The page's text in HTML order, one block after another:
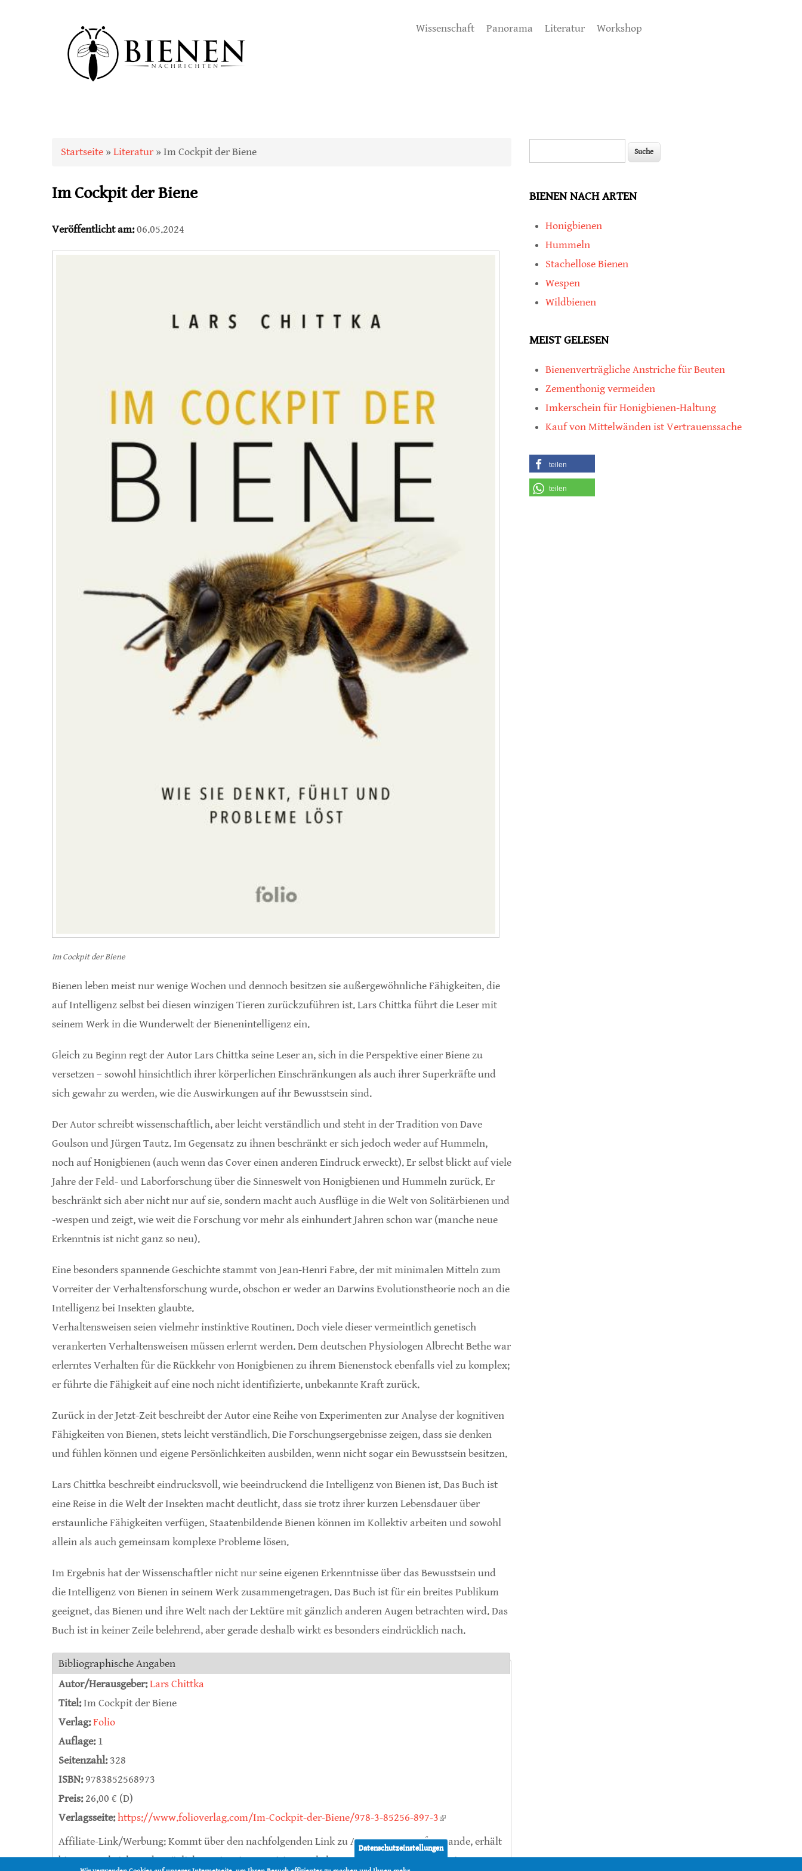
Wissenschaft Panorama Literatur Workshop
Sie sind hier
Startseite » Literatur » Im Cockpit der Biene
Im Cockpit der Biene
Veröffentlicht am:06.05.2024
Im Cockpit der Biene
Bienen leben meist nur wenige Wochen und dennoch besitzen sie außergewöhnliche Fähigkeiten, die
auf Intelligenz selbst bei diesen winzigen Tieren zurückzuführen ist. Lars Chittka führt die Leser mit
seinem Werk in die Wunderwelt der Bienenintelligenz ein.
Gleich zu Beginn regt der Autor Lars Chittka seine Leser an, sich in die Perspektive einer Biene zu
versetzen – sowohl hinsichtlich ihrer körperlichen Einschränkungen als auch ihrer Superkräfte und
sich gewahr zu werden, wie die Auswirkungen auf ihr Bewusstsein sind.
Der Autor schreibt wissenschaftlich, aber leicht verständlich und steht in der Tradition von Dave
Goulson und Jürgen Tautz. Im Gegensatz zu ihnen beschränkt er sich jedoch weder auf Hummeln,
noch auf Honigbienen (auch wenn das Cover einen anderen Eindruck erweckt). Er selbst blickt auf viele
Jahre der Feld- und Laborforschung über die Sinneswelt von Honigbienen und Hummeln zurück. Er
beschränkt sich aber nicht nur auf sie, sondern macht auch Ausflüge in die Welt von Solitärbienen und
-wespen und zeigt, wie weit die Forschung vor mehr als einhundert Jahren schon war (manche neue
Erkenntnis ist nicht ganz so neu).
Eine besonders spannende Geschichte stammt von Jean-Henri Fabre, der mit minimalen Mitteln zum
Vorreiter der Verhaltensforschung wurde, obschon er weder an Darwins Evolutionstheorie noch an die
Intelligenz bei Insekten glaubte.
Verhaltensweisen seien vielmehr instinktive Routinen. Doch viele dieser vermeintlich genetisch
verankerten Verhaltensweisen müssen erlernt werden. Dem deutschen Physiologen Albrecht Bethe war
erlerntes Verhalten für die Rückkehr von Honigbienen zu ihrem Bienenstock ebenfalls viel zu komplex;
er führte die Fähigkeit auf eine noch nicht identifizierte, unbekannte Kraft zurück.
Zurück in der Jetzt-Zeit beschreibt der Autor eine Reihe von Experimenten zur Analyse der kognitiven
Fähigkeiten von Bienen, stets leicht verständlich. Die Forschungsergebnisse zeigen, dass sie denken
und fühlen können und eigene Persönlichkeiten ausbilden, wenn nicht sogar ein Bewusstsein besitzen.
Lars Chittka beschreibt eindrucksvoll, wie beeindruckend die Intelligenz von Bienen ist. Das Buch ist
eine Reise in die Welt der Insekten macht deutlicht, dass sie trotz ihrer kurzen Lebensdauer über
erstaunliche Fähigkeiten verfügen. Staatenbildende Bienen können im Kollektiv arbeiten und sowohl
allein als auch gemeinsam komplexe Probleme lösen.
Im Ergebnis hat der Wissenschaftler nicht nur seine eigenen Erkenntnisse über das Bewusstsein und
die Intelligenz von Bienen in seinem Werk zusammengetragen. Das Buch ist für ein breites Publikum
geeignet, das Bienen und ihre Welt nach der Lektüre mit gänzlich anderen Augen betrachten wird. Das
Buch ist in keiner Zeile belehrend, aber gerade deshalb wirkt es besonders eindrücklich nach.
Bibliographische Angaben
Autor/Herausgeber:Lars Chittka
Titel:Im Cockpit der Biene
Verlag:Folio
Auflage:1
Seitenzahl:328
ISBN:9783852568973
Preis:26,00 € (D)
Verlagsseite:https://www.folioverlag.com/Im-Cockpit-der-Biene/978-3-85256-897-3(link is
external)
Affiliate-Link/Werbung: Kommt über den nachfolgenden Link zu Amazon ein Kauf zustande, erhält
bienen-nachrichten.de möglicherweise eine Provision. Mehrkosten entstehen dadurch keine.
BIENEN NACH ARTEN
Honigbienen
Hummeln
Stachellose Bienen
Wespen
Wildbienen
MEIST GELESEN
Bienenverträgliche Anstriche für Beuten
Zementhonig vermeiden
Imkerschein für Honigbienen-Haltung
Kauf von Mittelwänden ist Vertrauenssache
teilen
teilen
Datenschutzeinstellungen